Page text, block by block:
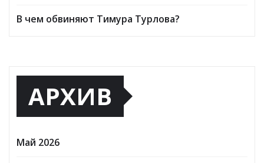
В чем обвиняют Тимура Турлова?
АРХИВ
Май 2026